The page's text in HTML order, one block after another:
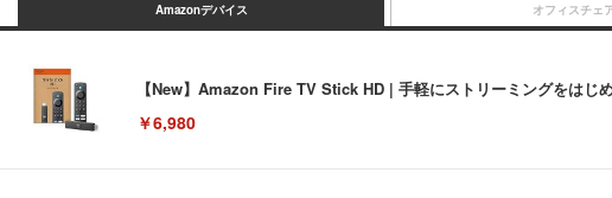
Amazonデバイス
【New】Amazon Fire TV Stick HD | 手軽にストリーミングをはじ
￥6,980
オフィスチェ